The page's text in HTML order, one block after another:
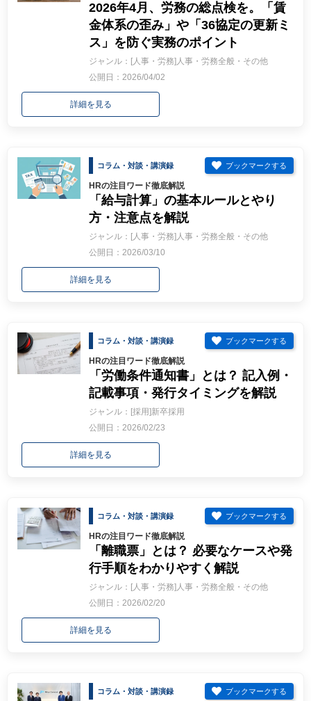
2026年4月、労務の総点検を。「賃
金体系の歪み」や「36協定の更新ミ
ス」を防ぐ実務のポイント
ジャンル：[人事・労務]人事・労務全般・その他
公開日：2026/04/02
詳細を見る
コラム・対談・講演録
HRの注目ワード徹底解説
「給与計算」の基本ルールとやり
方・注意点を解説
ジャンル：[人事・労務]人事・労務全般・その他
公開日：2026/03/10
詳細を見る
コラム・対談・講演録
HRの注目ワード徹底解説
「労働条件通知書」とは？ 記入例・
記載事項・発行タイミングを解説
ジャンル：[採用]新卒採用
公開日：2026/02/23
詳細を見る
コラム・対談・講演録
HRの注目ワード徹底解説
「離職票」とは？ 必要なケースや発
行手順をわかりやすく解説
ジャンル：[人事・労務]人事・労務全般・その他
公開日：2026/02/20
詳細を見る
コラム・対談・講演録